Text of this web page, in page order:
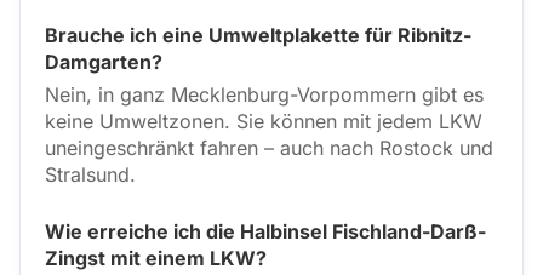
Brauche ich eine Umweltplakette für Ribnitz-
Damgarten?
Nein, in ganz Mecklenburg-Vorpommern gibt es
keine Umweltzonen. Sie können mit jedem LKW
uneingeschränkt fahren – auch nach Rostock und
Stralsund.
Wie erreiche ich die Halbinsel Fischland-Darß-
Zingst mit einem LKW?